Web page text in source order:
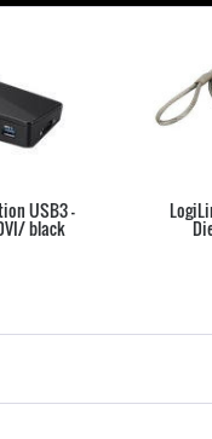
USB3 -
black